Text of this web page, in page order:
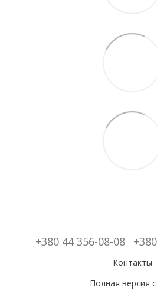
+380 44 356-08-08
Контакты
Полная версия